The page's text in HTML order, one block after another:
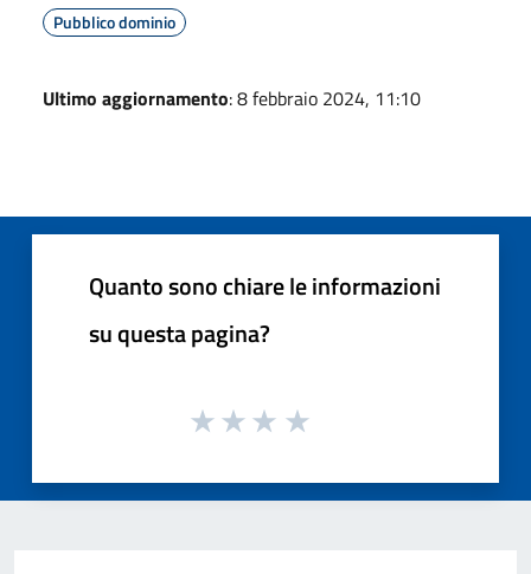
Pubblico dominio
Ultimo aggiornamento: 8 febbraio 2024, 11:10
Quanto sono chiare le informazioni
su questa pagina?